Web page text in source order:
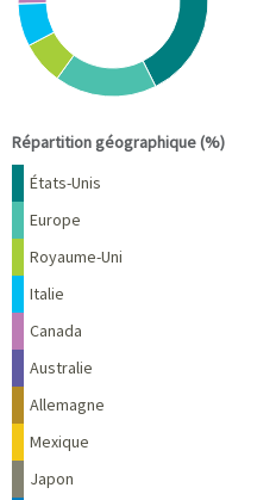
Répartition géographique (%)
Nom Pourcentage
États-Unis
Europe
Royaume-Uni
Italie
Canada
Australie
Allemagne
Mexique
Japon